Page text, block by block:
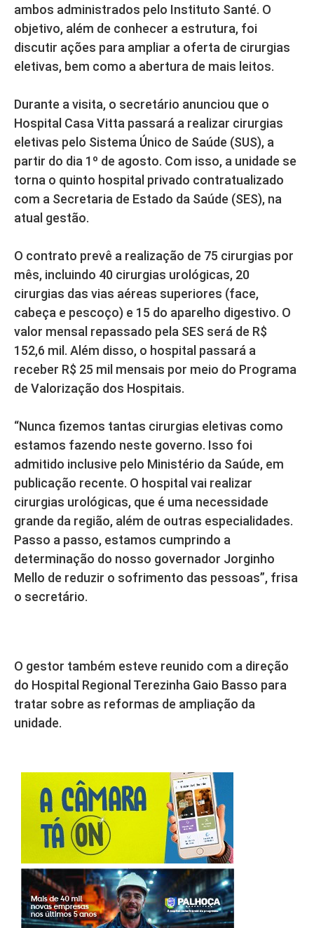
ambos administrados pelo Instituto Santé. O
objetivo, além de conhecer a estrutura, foi
discutir ações para ampliar a oferta de cirurgias
eletivas, bem como a abertura de mais leitos.
Durante a visita, o secretário anunciou que o
Hospital Casa Vitta passará a realizar cirurgias
eletivas pelo Sistema Único de Saúde (SUS), a
partir do dia 1º de agosto. Com isso, a unidade se
torna o quinto hospital privado contratualizado
com a Secretaria de Estado da Saúde (SES), na
atual gestão.
O contrato prevê a realização de 75 cirurgias por
mês, incluindo 40 cirurgias urológicas, 20
cirurgias das vias aéreas superiores (face,
cabeça e pescoço) e 15 do aparelho digestivo. O
valor mensal repassado pela SES será de R$
152,6 mil. Além disso, o hospital passará a
receber R$ 25 mil mensais por meio do Programa
de Valorização dos Hospitais.
“Nunca fizemos tantas cirurgias eletivas como
estamos fazendo neste governo. Isso foi
admitido inclusive pelo Ministério da Saúde, em
publicação recente. O hospital vai realizar
cirurgias urológicas, que é uma necessidade
grande da região, além de outras especialidades.
Passo a passo, estamos cumprindo a
determinação do nosso governador Jorginho
Mello de reduzir o sofrimento das pessoas”, frisa
o secretário.
O gestor também esteve reunido com a direção
do Hospital Regional Terezinha Gaio Basso para
tratar sobre as reformas de ampliação da
unidade.